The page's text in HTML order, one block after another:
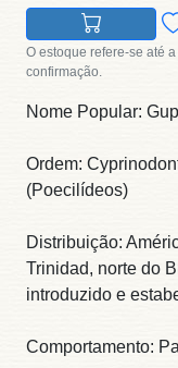
O estoque refere-se até
confirmação.
Nome Popular:
Ordem:
(Poecilídeos)
Distribuição:
Trinidad, norte do
introduzido e
Comportamento: